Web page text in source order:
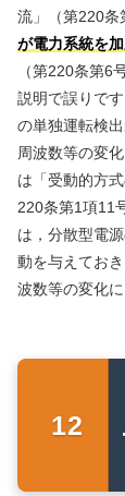
流」（第220条
が電力系統を
（第220条第6
説明で誤りで
の単独運転検
周波数等の変
は「受動的方
220条第1項11
は，分散型電
動を与えてお
波数等の変化